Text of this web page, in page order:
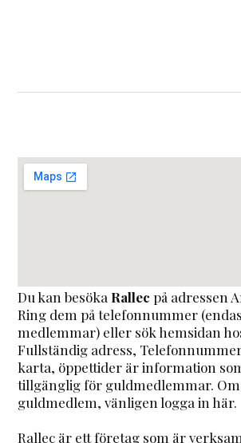
Du kan besöka Rallec på adressen
Ring dem på telefonnummer
medlemmar) eller sök hemsidan
Fullständig adress,
karta, öppettider är information
tillgänglig för guldmedlemmar.
guldmedlem, vänligen logga in här.
Rallec är ett företag som är